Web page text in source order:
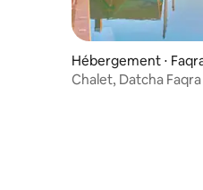
Hébergement ⋅
Chalet, Datcha